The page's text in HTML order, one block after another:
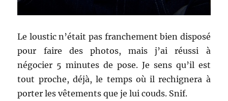
Le loustic n’était pas franchement bien disposé
pour faire des photos, mais j’ai réussi à
négocier 5 minutes de pose. Je sens qu’il est
tout proche, déjà, le temps où il rechignera à
porter les vêtements que je lui couds. Snif.